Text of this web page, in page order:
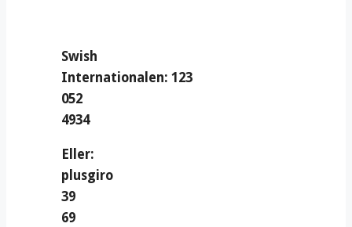
Swish
Internationalen: 123
052
4934
Eller:
plusgiro
39
69